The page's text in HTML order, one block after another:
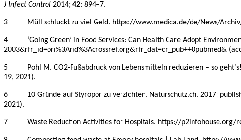
J Infect Control 2014; 42: 894–7.
3 Müll schluckt zu viel Geld. https://www.medica.de/de/News/Archiv/
4 ‘Going Green’ in Food Services: Can Health Care Adopt
2003&rfr_id=ori%3Arid%3Acrossref.org&rfr_dat=cr_pub++0pubmed&
5 Pohl M. CO2-Fußabdruck von Lebensmitteln reduzieren – so
19, 2021).
6 10 Gründe auf Styropor zu verzichten. Naturschutz.ch. 2017;
2021).
7 Waste Reduction Activities for Hospitals. https://p2infohouse.org/